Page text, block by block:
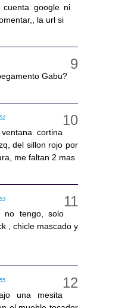
google ni
la url si
Gabu?
cortina
del sillon rojo por
me faltan 2 mas
no tengo, solo
, chicle mascado y
una mesita